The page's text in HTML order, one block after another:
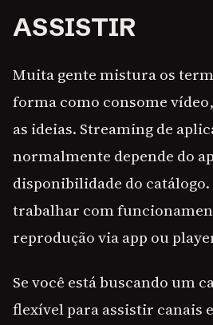
ASSISTIR
Muita gente mistura os
forma como consome
as ideias. Streaming de
normalmente depende do
disponibilidade do catálogo.
trabalhar com
reprodução via app ou
Se você está buscando um
flexível para assistir canais